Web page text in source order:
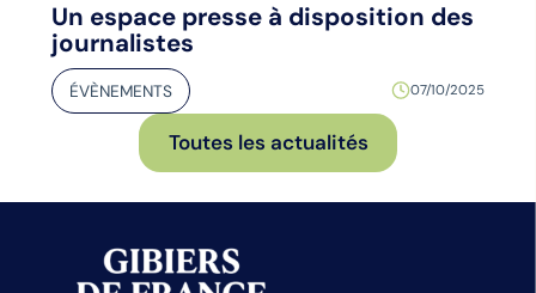
Un espace presse à disposition des
journalistes
ÉVÈNEMENTS 07/10/2025
Toutes les actualités